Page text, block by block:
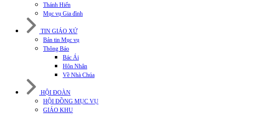
Thánh Hiến
Mục vụ Gia đình
TIN GIÁO XỨ
Bản tin Mục vụ
Thông Báo
Bác Ái
Hôn Nhân
Về Nhà Chúa
HỘI ĐOÀN
HỘI ĐỒNG MỤC VỤ
GIÁO KHU